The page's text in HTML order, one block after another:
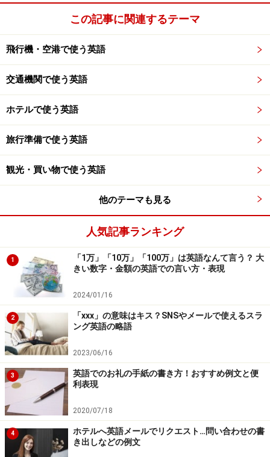
この記事に関連するテーマ
飛行機・空港で使う英語
交通機関で使う英語
ホテルで使う英語
旅行準備で使う英語
観光・買い物で使う英語
他のテーマも見る
人気記事ランキング
1
「1万」「10万」「100万」は英語なんて言う？ 大
きい数字・金額の英語での言い方・表現
2024/01/16
2
「xxx」の意味はキス？SNSやメールで使えるスラ
ング英語の略語
2023/06/16
3
英語でのお礼の手紙の書き方！おすすめ例文と便
利表現
2020/07/18
4
ホテルへ英語メールでリクエスト…問い合わせの書
き出しなどの例文